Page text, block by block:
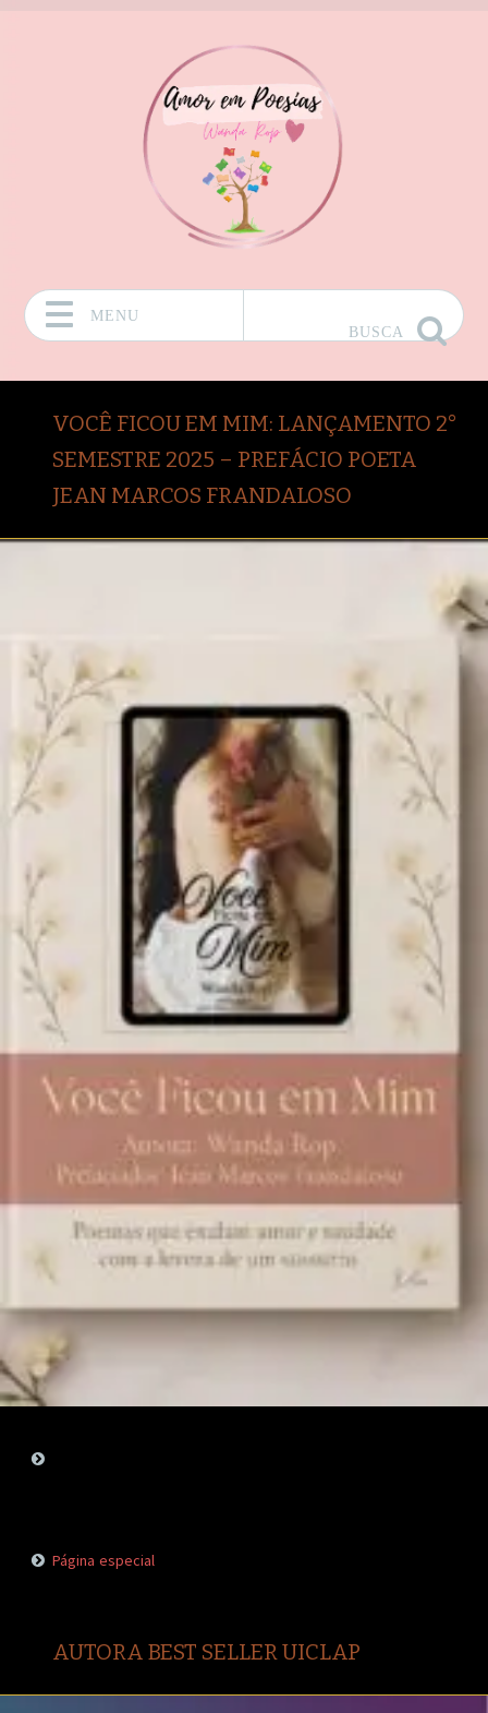
MENU
BUSCA
VOCÊ FICOU EM MIM: LANÇAMENTO 2°
SEMESTRE 2025 – PREFÁCIO POETA
JEAN MARCOS FRANDALOSO
Página especial
AUTORA BEST SELLER UICLAP